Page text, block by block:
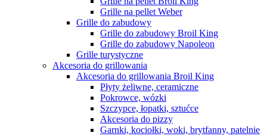
Grille na pellet Weber
Grille do zabudowy
Grille do zabudowy Broil King
Grille do zabudowy Napoleon
Grille turystyczne
Akcesoria do grillowania
Akcesoria do grillowania Broil King
Płyty żeliwne, ceramiczne
Pokrowce, wózki
Szczypce, łopatki, sztućce
Akcesoria do pizzy
Garnki, kociołki, woki, brytfanny, patelnie